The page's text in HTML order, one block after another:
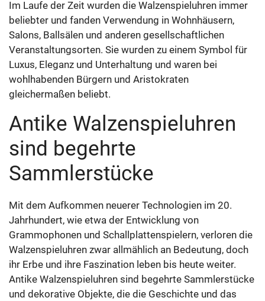
Im Laufe der Zeit wurden die Walzenspieluhren immer
beliebter und fanden Verwendung in Wohnhäusern,
Salons, Ballsälen und anderen gesellschaftlichen
Veranstaltungsorten. Sie wurden zu einem Symbol für
Luxus, Eleganz und Unterhaltung und waren bei
wohlhabenden Bürgern und Aristokraten
gleichermaßen beliebt.
Antike Walzenspieluhren
sind begehrte
Sammlerstücke
Mit dem Aufkommen neuerer Technologien im 20.
Jahrhundert, wie etwa der Entwicklung von
Grammophonen und Schallplattenspielern, verloren die
Walzenspieluhren zwar allmählich an Bedeutung, doch
ihr Erbe und ihre Faszination leben bis heute weiter.
Antike Walzenspieluhren sind begehrte Sammlerstücke
und dekorative Objekte, die die Geschichte und das